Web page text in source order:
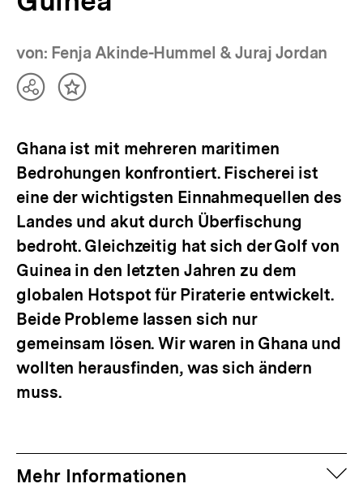
von: Fenja Akinde-Hummel & Juraj Jordan
TeilenInhalt
Ghana ist mit mehreren maritimen
Bedrohungen konfrontiert. Fischerei ist
eine der wichtigsten Einnahmequellen des
Landes und akut durch Überfischung
bedroht. Gleichzeitig hat sich der Golf von
Guinea in den letzten Jahren zu dem
globalen Hotspot für Piraterie entwickelt.
Beide Probleme lassen sich nur
gemeinsam lösen. Wir waren in Ghana und
wollten herausfinden, was sich ändern
muss.
Mehr Informationen